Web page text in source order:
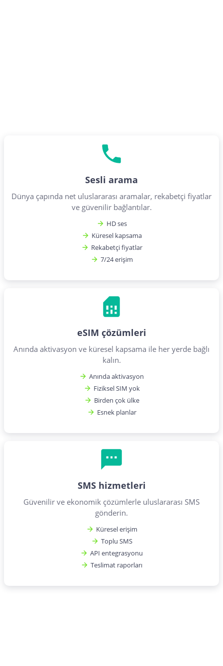
Sesli arama
Dünya çapında net uluslararası aramalar, rekabetçi fiyatlar
ve güvenilir bağlantılar.
HD ses
Küresel kapsama
Rekabetçi fiyatlar
7/24 erişim
eSIM çözümleri
Anında aktivasyon ve küresel kapsama ile her yerde bağlı
kalın.
Anında aktivasyon
Fiziksel SIM yok
Birden çok ülke
Esnek planlar
SMS hizmetleri
Güvenilir ve ekonomik çözümlerle uluslararası SMS
gönderin.
Küresel erişim
Toplu SMS
API entegrasyonu
Teslimat raporları